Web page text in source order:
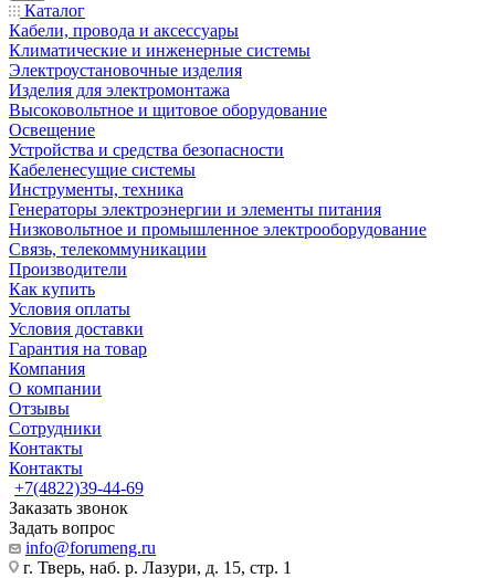
Каталог
Кабели, провода и аксессуары
Климатические и инженерные системы
Электроустановочные изделия
Изделия для электромонтажа
Высоковольтное и щитовое оборудование
Освещение
Устройства и средства безопасности
Кабеленесущие системы
Инструменты, техника
Генераторы электроэнергии и элементы питания
Низковольтное и промышленное электрооборудование
Связь, телекоммуникации
Производители
Как купить
Условия оплаты
Условия доставки
Гарантия на товар
Компания
О компании
Отзывы
Сотрудники
Контакты
Контакты
+7(4822)39-44-69
Заказать звонок
Задать вопрос
info@forumeng.ru
г. Тверь, наб. р. Лазури, д. 15, стр. 1